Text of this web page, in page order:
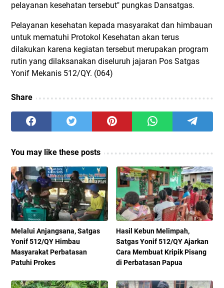
pelayanan kesehatan tersebut" pungkas Dansatgas.
Pelayanan kesehatan kepada masyarakat dan himbauan
untuk mematuhi Protokol Kesehatan akan terus
dilakukan karena kegiatan tersebut merupakan program
rutin yang dilaksanakan diseluruh jajaran Pos Satgas
Yonif Mekanis 512/QY. (064)
Share
You may like these posts
Melalui Anjangsana, Satgas
Yonif 512/QY Himbau
Masyarakat Perbatasan
Patuhi Prokes
Hasil Kebun Melimpah,
Satgas Yonif 512/QY Ajarkan
Cara Membuat Kripik Pisang
di Perbatasan Papua